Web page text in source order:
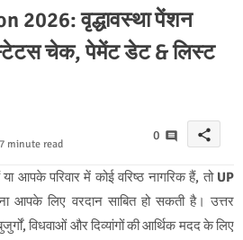
2026: वृद्धावस्था पेंशन
चेक, पेमेंट डेट & लिस्ट
7 minute read
0 share
आपके परिवार में कोई वरिष्ठ नागरिक हैं, तो UP
आपके लिए वरदान साबित हो सकती है। उत्तर
विधवाओं और दिव्यांगों की आर्थिक मदद के लिए